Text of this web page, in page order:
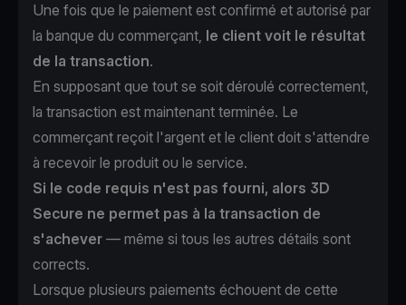
Une fois que le paiement est confirmé et autorisé par
la banque du commerçant, le client voit le résultat
de la transaction.
En supposant que tout se soit déroulé correctement,
la transaction est maintenant terminée. Le
commerçant reçoit l'argent et le client doit s'attendre
à recevoir le produit ou le service.
Si le code requis n'est pas fourni, alors 3D
Secure ne permet pas à la transaction de
s'achever — même si tous les autres détails sont
corrects.
Lorsque plusieurs paiements échouent de cette